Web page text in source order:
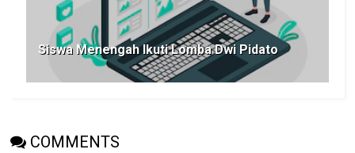
Siswa Menengah Ikuti Lomba Dwi Pidato
COMMENTS